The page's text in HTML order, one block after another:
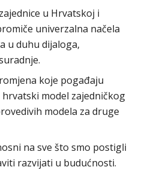
u Hrvatskoj i
univerzalna načela
u duhu dijaloga,
koje pogađaju
model zajedničkog
modela za druge
na sve što smo postigli
razvijati u budućnosti.